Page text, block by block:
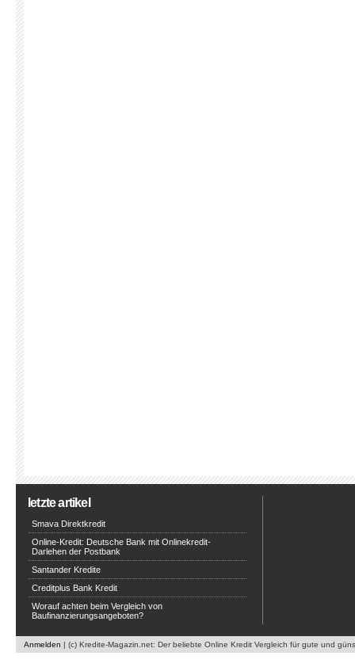
letzte artikel
Smava Direktkredit
Online-Kredit: Deutsche Bank mit Onlinekredit-
Darlehen der Postbank
Santander Kredite
Creditplus Bank Kredit
Worauf achten beim Vergleich von
Baufinanzierungsangeboten?
Anmelden | (c) Kredite-Magazin.net: Der beliebte Online Kredit Vergleich für gute und